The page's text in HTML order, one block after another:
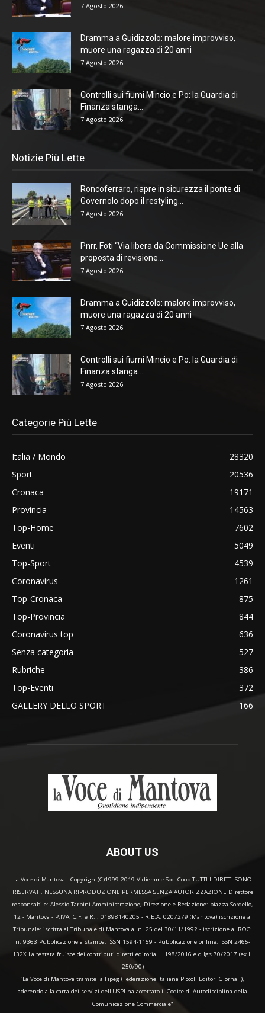
7 Agosto 2026
Dramma a Guidizzolo: malore improvviso,
muore una ragazza di 20 anni
7 Agosto 2026
Controlli sui fiumi Mincio e Po: la Guardia di
Finanza stanga...
7 Agosto 2026
Notizie Più Lette
Roncoferraro, riapre in sicurezza il ponte di
Governolo dopo il restyling...
7 Agosto 2026
Pnrr, Foti “Via libera da Commissione Ue alla
proposta di revisione...
7 Agosto 2026
Dramma a Guidizzolo: malore improvviso,
muore una ragazza di 20 anni
7 Agosto 2026
Controlli sui fiumi Mincio e Po: la Guardia di
Finanza stanga...
7 Agosto 2026
Categorie Più Lette
Italia / Mondo
28320
Sport
20536
Cronaca
19171
Provincia
14563
Top-Home
7602
Eventi
5049
Top-Sport
4539
Coronavirus
1261
Top-Cronaca
875
Top-Provincia
844
Coronavirus top
636
Senza categoria
527
Rubriche
386
Top-Eventi
372
GALLERY DELLO SPORT
166
ABOUT US
La Voce di Mantova - Copyright(C)1999-2019 Vidiemme Soc. Coop TUTTI I DIRITTI SONO
RISERVATI. NESSUNA RIPRODUZIONE PERMESSA SENZA AUTORIZZAZIONE Direttore
responsabile: Alessio Tarpini Amministrazione, Direzione e Redazione: piazza Sordello,
12 - Mantova - P.IVA, C.F. e R.I. 01898140205 - R.E.A. 0207279 (Mantova) iscrizione al
Tribunale: iscritta al Tribunale di Mantova al n. 25 del 30/11/1992 - iscrizione al ROC:
n. 9363 Pubblicazione a stampa: ISSN 1594-1159 - Pubblicazione online: ISSN 2465-
132X La testata fruisce dei contributi diretti editoria L. 198/2016 e d.lgs 70/2017 (ex L.
250/90)
“La Voce di Mantova tramite la Fipeg (Federazione Italiana Piccoli Editori Giornali),
aderendo alla carta dei servizi dell'USPI ha accettato il Codice di Autodisciplina della
Comunicazione Commerciale"